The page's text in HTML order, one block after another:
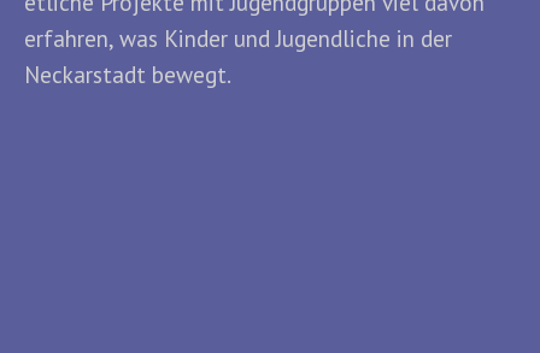
erfahren, was Kinder und Jugendliche in der
Neckarstadt bewegt.